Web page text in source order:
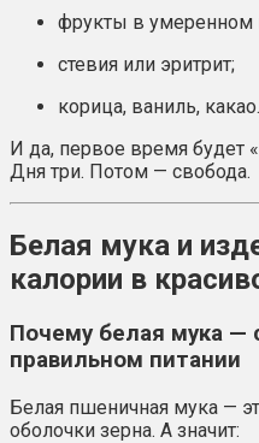
фрукты в умеренном
стевия или эритрит;
корица, ваниль, какао.
И да, первое время будет
Дня три. Потом — свобода.
Белая мука и
калории в
Почему белая мука —
правильном питании
Белая пшеничная мука —
оболочки зерна. А значит: